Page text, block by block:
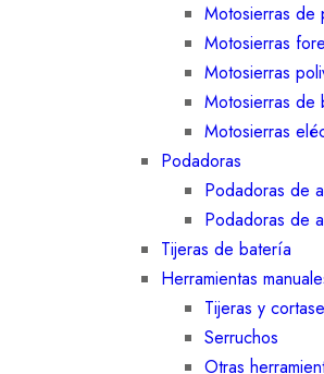
Motosierras de
Motosierras
Motosierras
Motosierras de
Motosierras
Podadoras
Podadoras de
Podadoras de
Tijeras de batería
Herramientas
Tijeras y
Serruchos
Otras